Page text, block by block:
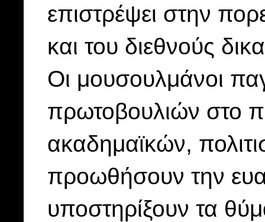
επιστρέψει στην
και του διεθνούς
Οι μουσουλμάνοι
πρωτοβουλιών στο
ακαδημαϊκών,
προωθήσουν την
υποστηρίξουν τα